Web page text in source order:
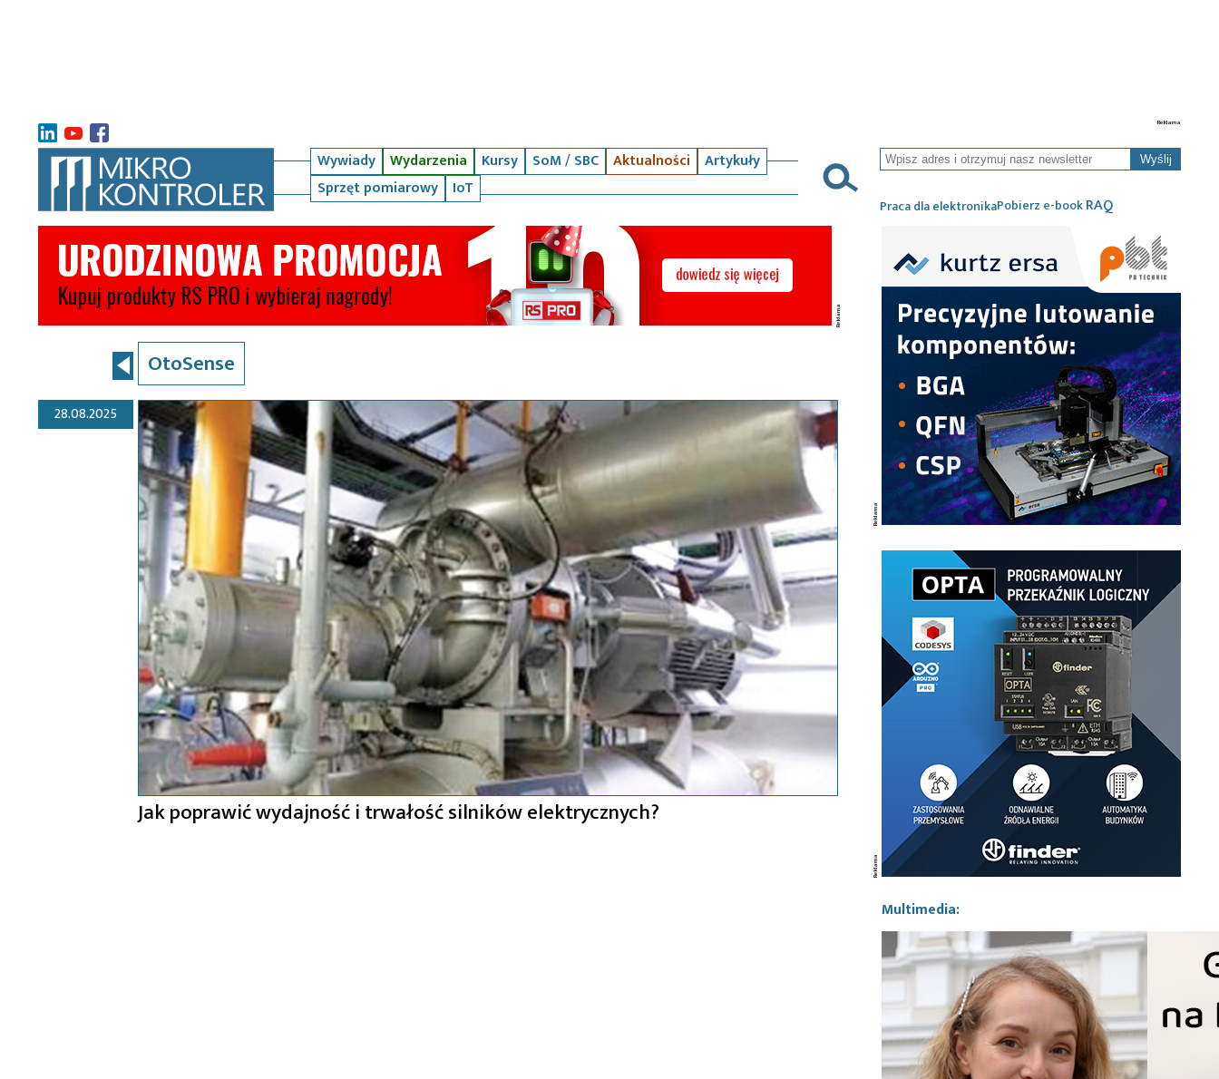
Wywiady Wydarzenia Kursy SoM / SBC Aktualności
Artykuły
Sprzęt pomiarowy
IoT
Wyślij
Praca dla elektronikaPobierz e-bookRAQ
OtoSense
28.08.2025
Jak poprawić wydajność i trwałość silników elektrycznych?
Multimedia: